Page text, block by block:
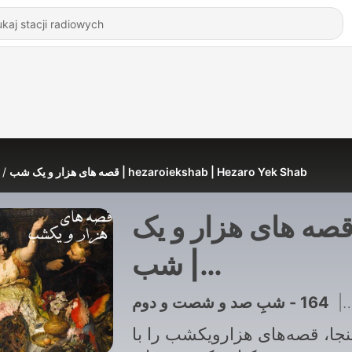
قصه های هزار و یک شب | hezaroiekshab | Hezaro Yek Shab
قصه های هزار و یک
شب |
hezaroiekshab
Hezaro Yek
164 - شبِ صد و شصت و دوم
قصه‌های هزارویکشب را با